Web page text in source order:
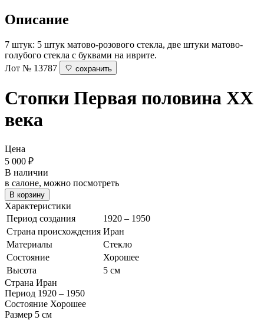
Описание
7 штук: 5 штук матово-розового стекла, две штуки матово-
голубого стекла с буквами на иврите.
Лот № 13787
сохранить
Стопки Первая половина ХХ
века
Цена
5 000 ₽
В наличии
в салоне, можно посмотреть
В корзину
Характеристики
Период создания
1920 – 1950
Страна происхождения Иран
Материалы
Стекло
Состояние
Хорошее
Высота
5 см
Страна Иран
Период 1920 – 1950
Состояние Хорошее
Размер 5 см